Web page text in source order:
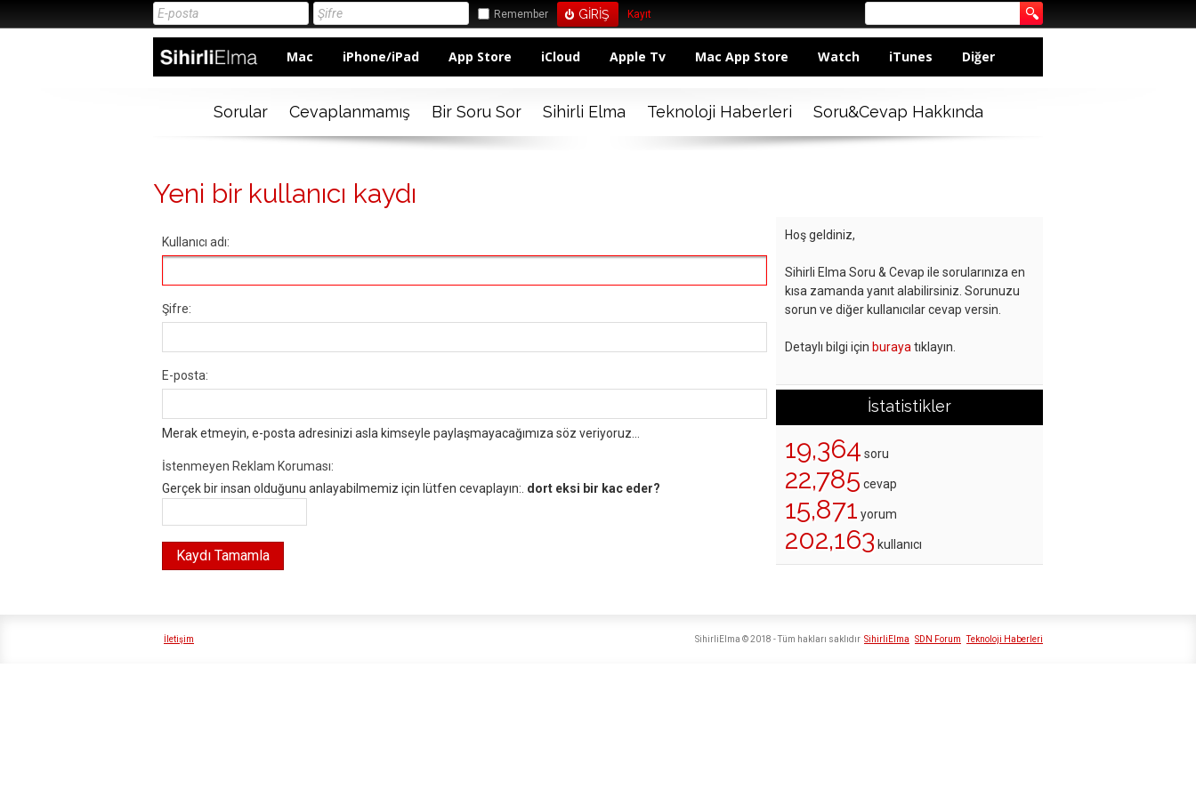
Remember Kayıt
Mac iPhone/iPad App Store iCloud Apple Tv Mac App Store Watch iTunes Diğer
Sorular Cevaplanmamış Bir Soru Sor Sihirli Elma Teknoloji Haberleri Soru&Cevap Hakkında
Yeni bir kullanıcı kaydı
Kullanıcı adı:
Şifre:
E-posta:
Merak etmeyin, e-posta adresinizi asla kimseyle paylaşmayacağımıza söz veriyoruz...
İstenmeyen Reklam Koruması:
Gerçek bir insan olduğunu anlayabilmemiz için lütfen cevaplayın:. dort eksi bir kac eder?
Hoş geldiniz,
Sihirli Elma Soru & Cevap ile sorularınıza en
kısa zamanda yanıt alabilirsiniz. Sorunuzu
sorun ve diğer kullanıcılar cevap versin.
Detaylı bilgi için buraya tıklayın.
İstatistikler
19,364 soru
22,785 cevap
15,871 yorum
202,163 kullanıcı
İletişim SihirliElma SDN Forum Teknoloji Haberleri
SihirliElma © 2018 - Tüm hakları saklıdır